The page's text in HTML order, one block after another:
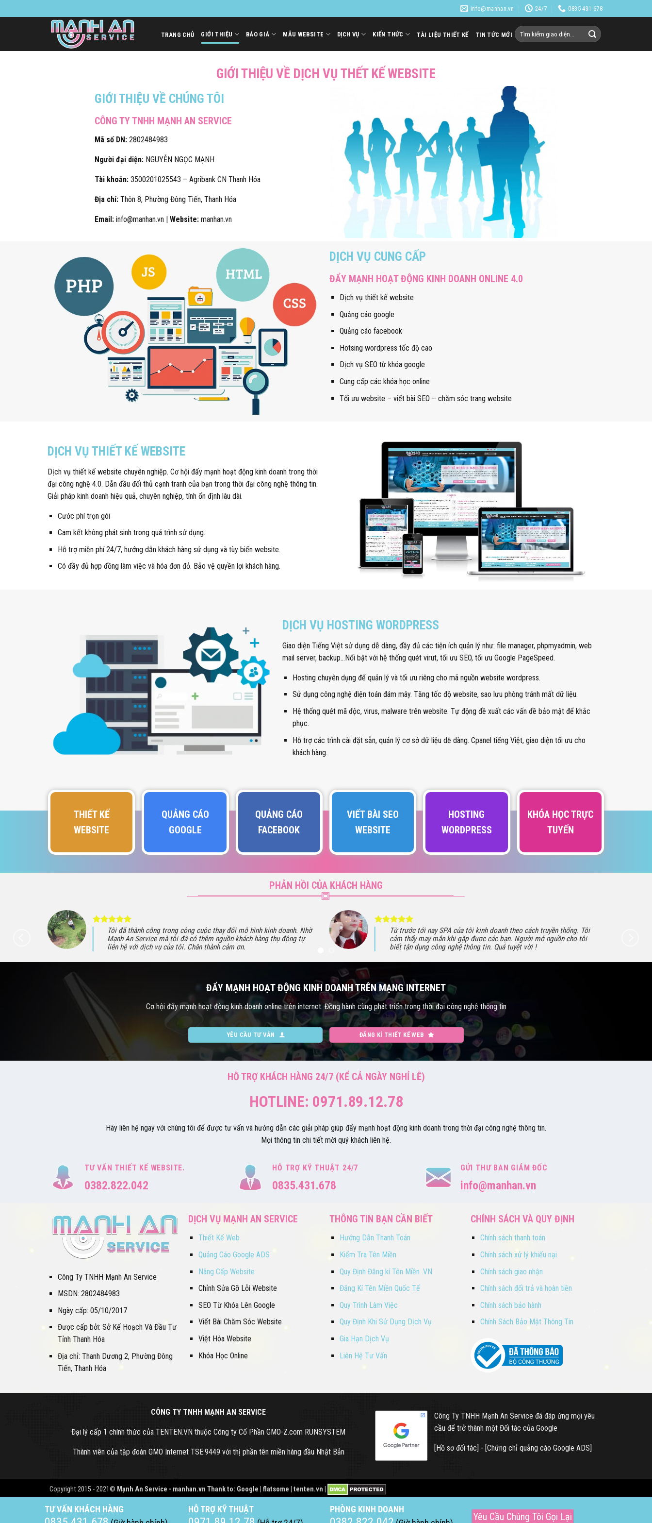
qua
info@manhan.vn 24/7 0835 431 678
TRANG CHỦ GIỚI THIỆU BÁO GIÁ MẪU WEBSITE DỊCH VỤ KIẾN THỨC TÀI LIỆU THIẾT KẾ TIN TỨC MỚI Tìm
GIỚI THIỆU VỀ DỊCH VỤ THẾT KẾ WEBSITE
GIỚI THIỆU VỀ CHÚNG TÔI
CÔNG TY TNHH MẠNH AN SERVICE
Mã số DN: 2802484983
Người đại diện: NGUYỄN NGỌC MẠNH
Tài khoản: 3500201025543 – Agribank CN Thanh Hóa
Địa chỉ:Thôn 8, Phường Đông Tiến, Thanh Hóa
Email:info@manhan.vn | Website:manhan.vn
DỊCH VỤ CUNG CẤP
ĐẨY MẠNH HOẠT ĐỘNG KINH DOANH ONLINE 4.0
Dịch vụ thiết kế website
Quảng cáo google
Quảng cáo facebook
Hotsing wordpress tốc độ cao
Dịch vụ SEO từ khóa google
Cung cấp các khóa học online
Tối ưu website – viết bài SEO – chăm sóc trang website
DỊCH VỤ THIẾT KẾ WEBSITE
Dịch vụ thiết kế website chuyên nghiệp. Cơ hội đấy mạnh hoạt động kinh doanh trong thời
đại công nghệ 4.0. Dẫn đầu đối thủ cạnh tranh của bạn trong thời đại công nghệ thông tin.
Giải pháp kinh doanh hiệu quả, chuyên nghiệp, tính ổn định lâu dài.
Cước phí trọn gói
Cam kết không phát sinh trong quá trình sử dụng.
Hỗ trợ miễn phí 24/7, hướng dẫn khách hàng sử dụng và tùy biến website.
Có đầy đủ hợp đồng làm việc và hóa đơn đỏ. Bảo vệ quyền lợi khách hàng.
DỊCH VỤ HOSTING WORDPRESS
Giao diện Tiếng Việt sử dụng dễ dàng, đầy đủ các tiện ích quản lý như: file manager, phpmyadmin, web
mail server, backup…Nổi bật với hệ thống quét virut, tối ưu SEO, tối ưu Google PageSpeed.
Hosting chuyên dụng để quản lý và tối ưu riêng cho mã nguồn website wordpress.
Sử dụng công nghệ điện toán đám mây. Tăng tốc độ website, sao lưu phòng tránh mất dữ liệu.
Hệ thống quét mã độc, virus, malware trên website. Tự động đề xuất các vấn đề bảo mật để khắc
phục.
Hỗ trợ các trình cài đặt sẵn, quản lý cơ sở dữ liệu dễ dàng. Cpanel tiếng Việt, giao diện tối ưu cho
khách hàng.
THIẾT KẾ
WEBSITE
QUẢNG CÁO
GOOGLE
QUẢNG CÁO
FACEBOOK
VIẾT BÀI SEO
WEBSITE
HOSTING
WORDPRESS
KHÓA HỌC TRỰC
TUYẾN
PHẢN HỒI CỦA KHÁCH HÀNG
Tôi đã thành công trong công cuộc thay đổi mô hình kinh doanh. Nhờ
Mạnh An Service mà tôi đã có thêm nguồn khách hàng thụ động tự
liên hệ với dịch vụ của tôi. Chân thành cảm ơn.
Từ trước tới nay SPA của tôi kinh doanh theo cách truyền thống. Tôi
cảm thấy may mắn khi gặp được các bạn. Người mở nguồn cho tôi
biết tận dụng công nghệ thông tin. Quá tuyệt vời !
ĐẨY MẠNH HOẠT ĐỘNG KINH DOANH TRÊN MẠNG INTERNET
Cơ hội đẩy mạnh hoạt động kinh doanh online trên internet. Đồng hành cùng phát triển trong thời đại công nghệ thông tin
YÊU CẦU TƯ VẤN ĐĂNG KÍ THIẾT KẾ WEB
HỖ TRỢ KHÁCH HÀNG 24/7 (KỂ CẢ NGÀY NGHỈ LỄ)
HOTLINE: 0971.89.12.78
Hãy liên hệ ngay với chúng tôi để được tư vấn và hướng dẫn các giải pháp giúp đẩy mạnh hoạt động kinh doanh trong thời đại công nghệ thông tin.
Mọi thông tin chi tiết mời quý khách liên hệ.
TƯ VẤN THIẾT KẾ WEBSITE.
0382.822.042
HỖ TRỢ KỸ THUẬT 24/7
0835.431.678
GỬI THƯ BAN GIÁM ĐỐC
info@manhan.vn
Công Ty TNHH Mạnh An Service
MSDN: 2802484983
Ngày cấp: 05/10/2017
Được cấp bởi: Sở Kế Hoạch Và Đầu Tư
Tỉnh Thanh Hóa
Địa chỉ: Thanh Dương 2, Phường Đông
Tiến, Thanh Hóa
DỊCH VỤ MẠNH AN SERVICE
Thiết Kế Web
Quảng Cáo Google ADS
Nâng Cấp Website
Chỉnh Sửa Gỡ Lỗi Website
SEO Từ Khóa Lên Google
Viết Bài Chăm Sóc Website
Việt Hóa Website
Khóa Học Online
THÔNG TIN BẠN CẦN BIẾT
Hướng Dẫn Thanh Toán
Kiểm Tra Tên Miền
Quy Định Đăng kí Tên Miền .VN
Đăng Kí Tên Miền Quốc Tế
Quy Trình Làm Việc
Quy Định Khi Sử Dụng Dịch Vụ
Gia Hạn Dịch Vụ
Liên Hệ Tư Vấn
CHÍNH SÁCH VÀ QUY ĐỊNH
Chính sách thanh toán
Chính sách xử lý khiếu nại
Chính sách giao nhận
Chính sách đổi trả và hoàn tiền
Chính sách bảo hành
Chính Sách Bảo Mật Thông Tin
CÔNG TY TNHH MẠNH AN SERVICE
Đại lý cấp 1 chính thức của TENTEN.VN thuộc Công ty Cổ Phần GMO-Z.com RUNSYSTEM
Thành viên của tập đoàn GMO Internet TSE:9449 với thị phần tên miền hàng đầu Nhật Bản
Công Ty TNHH Mạnh An Service đã đáp ứng mọi yêu
cầu để trở thành một Đối tác của Google
[Hồ sơ đối tác] - [Chứng chỉ quảng cáo Google ADS]
Copyright 2015 - 2021© Mạnh An Service - manhan.vn Thank to: Google | flatsome | tenten.vn |
TƯ VẤN KHÁCH HÀNG HỖ TRỢ KỸ THUẬT PHÒNG KINH DOANH
Yêu Cầu Chúng Tôi Gọi Lại